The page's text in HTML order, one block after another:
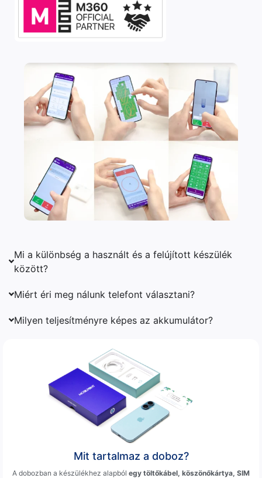
Mi a különbség a használt és a felújított készülék
között?
Miért éri meg nálunk telefont választani?
Milyen teljesítményre képes az akkumulátor?
Mit tartalmaz a doboz?
A dobozban a készülékhez alapból egy töltőkábel, köszönőkártya, SIM